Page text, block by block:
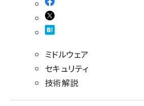
ミドルウェア
セキュリティ
技術解説